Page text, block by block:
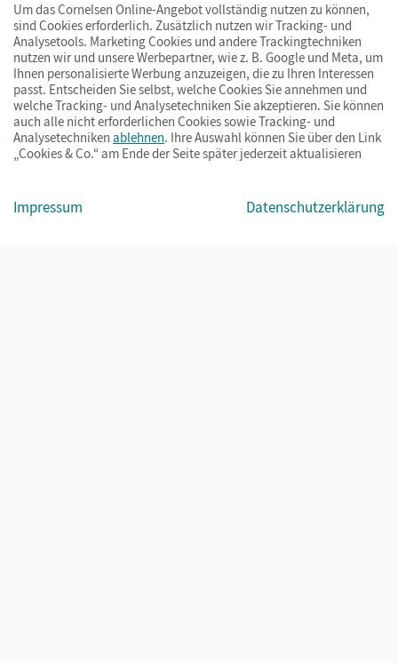
© Cornelsen Verlag 2026
ImpressumAGBDatenschutzBarrierefreiheitCookies & Co.
Um das Cornelsen Online-Angebot vollständig nutzen zu können,
sind Cookies erforderlich. Zusätzlich nutzen wir Tracking- und
Analysetools. Marketing Cookies und andere Trackingtechniken
nutzen wir und unsere Werbepartner, wie z. B. Google und Meta, um
Ihnen personalisierte Werbung anzuzeigen, die zu Ihren Interessen
passt. Entscheiden Sie selbst, welche Cookies Sie annehmen und
welche Tracking- und Analysetechniken Sie akzeptieren. Sie können
auch alle nicht erforderlichen Cookies sowie Tracking- und
Analysetechniken ablehnen. Ihre Auswahl können Sie über den Link
„Cookies & Co.“ am Ende der Seite später jederzeit aktualisieren
Impressum Datenschutzerklärung